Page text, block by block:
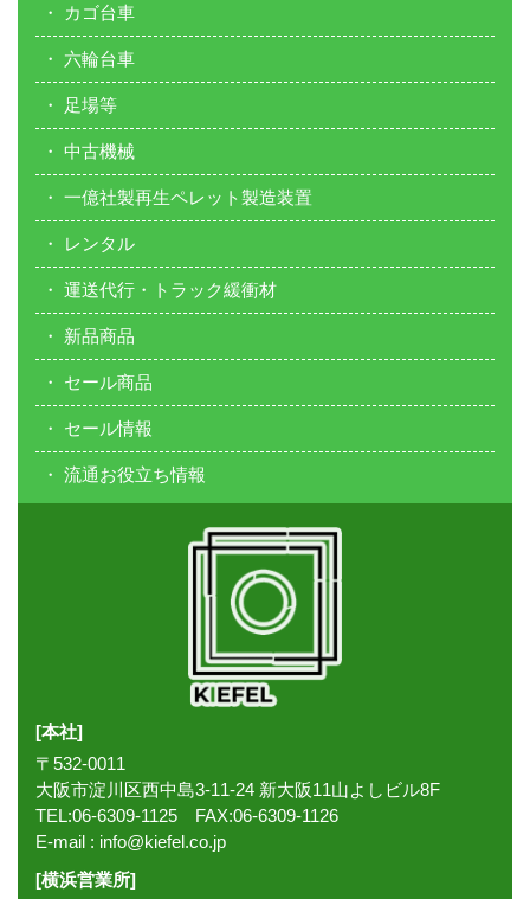
カゴ台車
六輪台車
足場等
中古機械
一億社製再生ペレット製造装置
レンタル
運送代行・トラック緩衝材
新品商品
セール商品
セール情報
流通お役立ち情報
[本社]
〒532-0011
大阪市淀川区西中島3-11-24 新大阪11山よしビル8F
TEL:06-6309-1125 FAX:06-6309-1126
E-mail : info@kiefel.co.jp
[横浜営業所]